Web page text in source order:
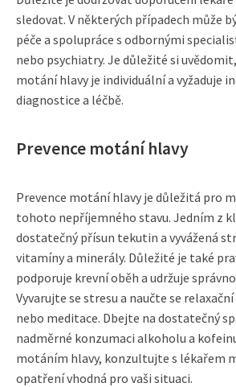
sledovat. V některých případech může
péče a spolupráce s odbornými
nebo psychiatry. Je důležité si
motání hlavy je individuální a vyžaduje
diagnostice a léčbě.
Prevence motání hlavy
Prevence motání hlavy je důležitá pro
tohoto nepříjemného stavu. Jedním z
dostatečný přísun tekutin a vyvážená
vitamíny a minerály. Důležité je také
podporuje krevní oběh a udržuje
Vyvarujte se stresu a naučte se
nebo meditace. Dbejte na dostatečný
nadměrné konzumaci alkoholu a
motáním hlavy, konzultujte s lékařem
opatření vhodná pro vaši situaci.